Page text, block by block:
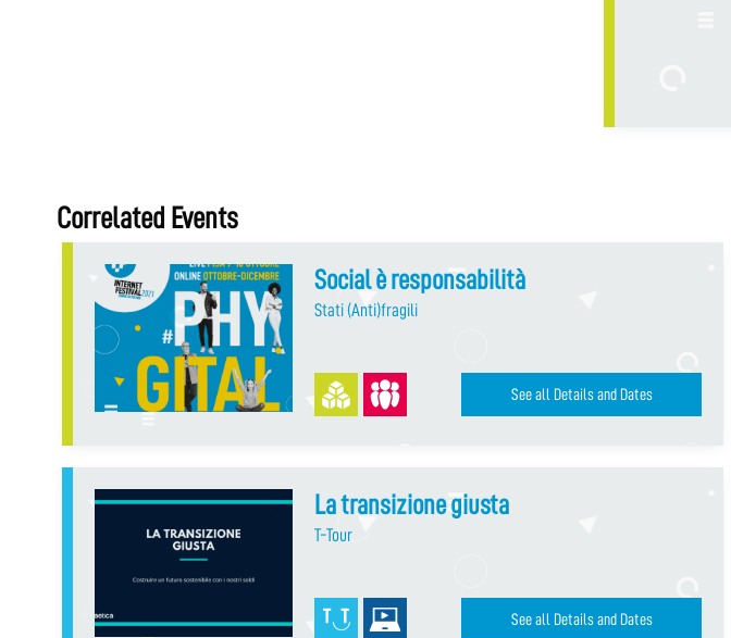
Correlated Events
Social è responsabilità
Stati (Anti)fragili
See all Details and Dates
La transizione giusta
T-Tour
See all Details and Dates